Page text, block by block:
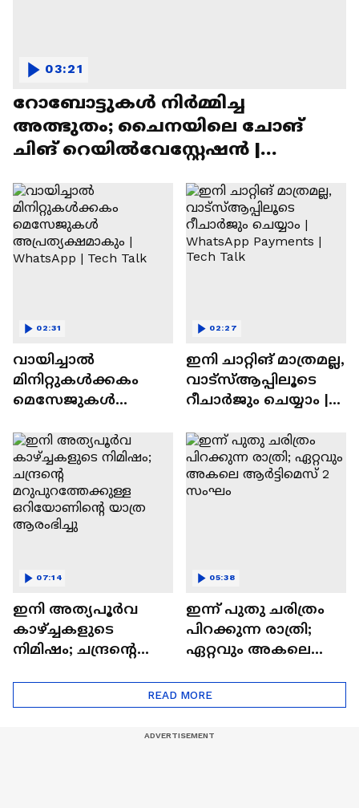
റോബോട്ടുകൾ നിർമ്മിച്ച
അത്ഭുതം; ചൈനയിലെ ചോങ്
ചിങ് റെയിൽവേസ്റ്റേഷൻ |
03:21
വായിച്ചാൽ
മിനിറ്റുകൾക്കകം
മെസേജുകള്‍
WhatsApp | Tech Talk
02:31
ഇനി ചാറ്റിങ് മാത്രമല്ല,
വാട്‌സ്‌ആപ്പിലൂടെ
റീചാർജും ചെയ്യാം |
Tech Talk
02:27
ഇനി അത്യപൂര്‍വ
കാഴ്ച്ചകളുടെ
നിമിഷം; ചന്ദ്രന്റെ
ഒറിയോണിന്റെ യാത്ര
ആരംഭിച്ചു
07:14
ഇന്ന് പുതു ചരിത്രം
പിറക്കുന്ന രാത്രി;
ഏറ്റവും അകലെ
05:38
READ MORE